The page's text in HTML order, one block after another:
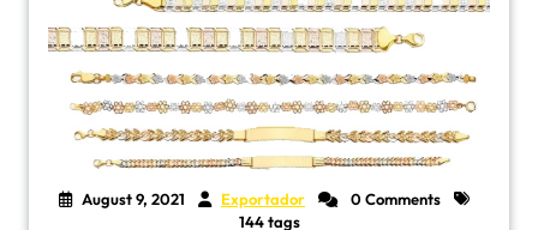
August 9, 2021 Exportador
0 Comments
144 tags